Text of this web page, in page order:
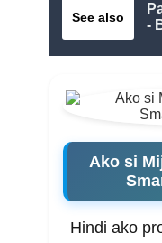
See also
-
Ako si
Hindi ako